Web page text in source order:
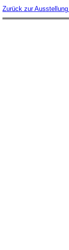
Zurück zur